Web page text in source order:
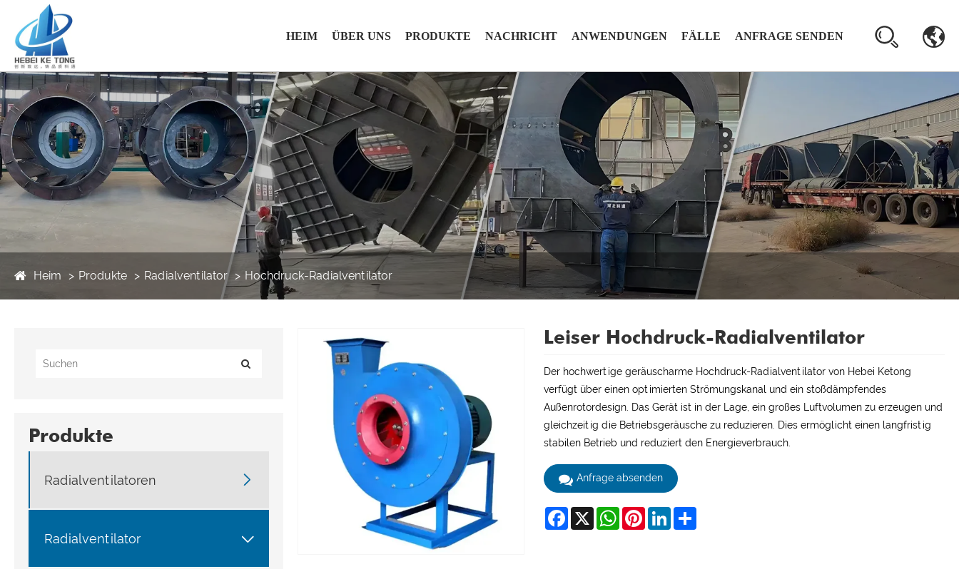
HEIM ÜBER UNS PRODUKTE NACHRICHT ANWENDUNGEN FÄLLE ANFRAGE SENDEN
Heim Produkte Radialventilator Hochdruck-Radialventilator
Produkte
Radialventilatoren 
Radialventilator 
Leiser Hochdruck-Radialventilator
Der hochwertige geräuscharme Hochdruck-Radialventilator von Hebei Ketong
verfügt über einen optimierten Strömungskanal und ein stoßdämpfendes
Außenrotordesign. Das Gerät ist in der Lage, ein großes Luftvolumen zu erzeugen und
gleichzeitig die Betriebsgeräusche zu reduzieren. Dies ermöglicht einen langfristig
stabilen Betrieb und reduziert den Energieverbrauch.
Anfrage absenden
Facebook
X WhatsAppPinterestLinkedInShare